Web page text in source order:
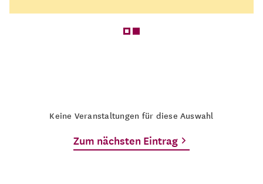
Keine Veranstaltungen für diese Auswahl
Zum nächsten Eintrag